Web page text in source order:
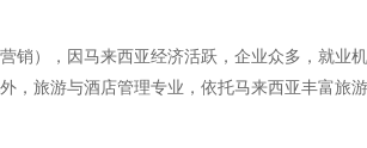
），因马来西亚经济活跃，企业众多，就
，旅游与酒店管理专业，依托马来西亚丰富